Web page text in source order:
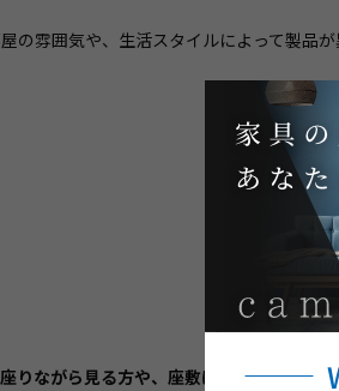
の雰囲気や、生活スタイルによって製品
りながら見る方や、座敷に座りながらテ